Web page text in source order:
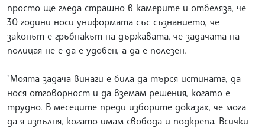
просто ще гледа страшно в камерите и отбеляза, че
30 години носи униформата със съзнанието, че
законът е гръбнакът на държавата, че задачата на
полицая не е да е удобен, а да е полезен.
"Моята задача винаги е била да търся истината, да
нося отговорност и да вземам решения, когато е
трудно. В месеците преди изборите доказах, че мога
да я изпълня, когато имам свобода и подкрепа. Всички